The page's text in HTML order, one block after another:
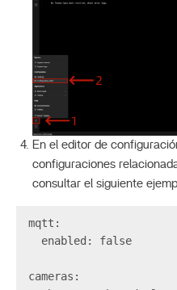
En el editor de
configuraciones
consultar el siguiente
mqtt:
  enabled: false
cameras: